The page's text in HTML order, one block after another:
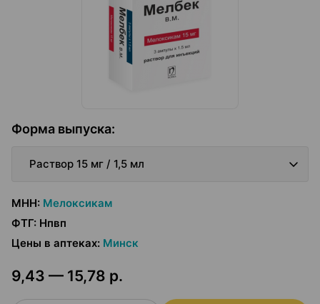
Форма выпуска:
Раствор 15 мг / 1,5 мл
МНН: Мелоксикам
ФТГ: Нпвп
Цены в аптеках: Минск
9,43 — 15,78 р.